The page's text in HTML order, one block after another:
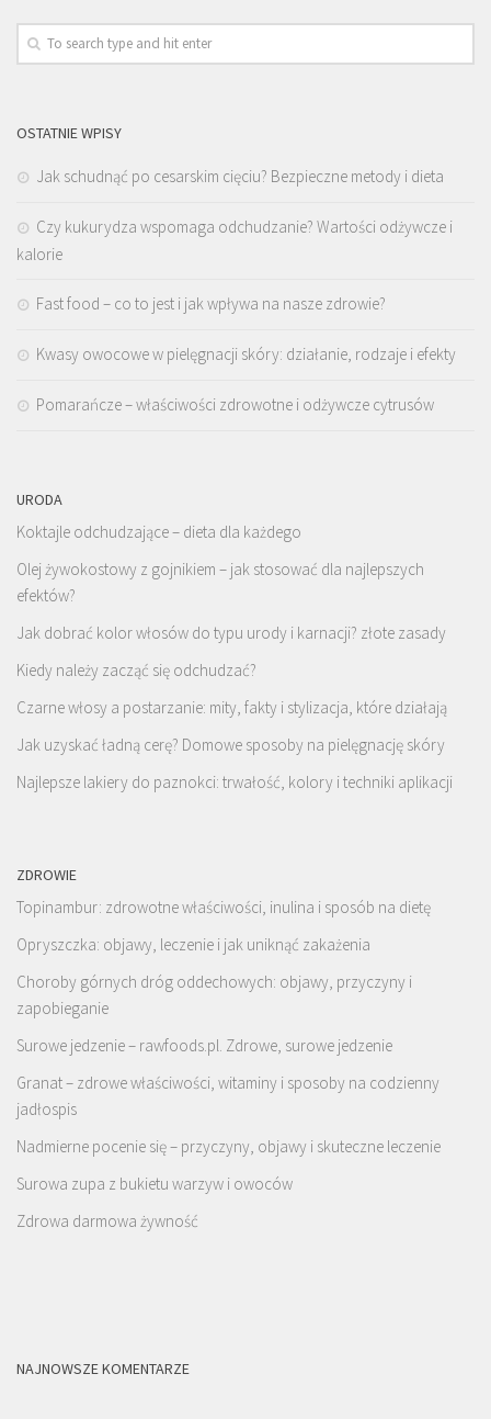
OSTATNIE WPISY
Jak schudnąć po cesarskim cięciu? Bezpieczne metody i dieta
Czy kukurydza wspomaga odchudzanie? Wartości odżywcze i
kalorie
Fast food – co to jest i jak wpływa na nasze zdrowie?
Kwasy owocowe w pielęgnacji skóry: działanie, rodzaje i efekty
Pomarańcze – właściwości zdrowotne i odżywcze cytrusów
URODA
Koktajle odchudzające – dieta dla każdego
Olej żywokostowy z gojnikiem – jak stosować dla najlepszych
efektów?
Jak dobrać kolor włosów do typu urody i karnacji? złote zasady
Kiedy należy zacząć się odchudzać?
Czarne włosy a postarzanie: mity, fakty i stylizacja, które działają
Jak uzyskać ładną cerę? Domowe sposoby na pielęgnację skóry
Najlepsze lakiery do paznokci: trwałość, kolory i techniki aplikacji
ZDROWIE
Topinambur: zdrowotne właściwości, inulina i sposób na dietę
Opryszczka: objawy, leczenie i jak uniknąć zakażenia
Choroby górnych dróg oddechowych: objawy, przyczyny i
zapobieganie
Surowe jedzenie – rawfoods.pl. Zdrowe, surowe jedzenie
Granat – zdrowe właściwości, witaminy i sposoby na codzienny
jadłospis
Nadmierne pocenie się – przyczyny, objawy i skuteczne leczenie
Surowa zupa z bukietu warzyw i owoców
Zdrowa darmowa żywność
NAJNOWSZE KOMENTARZE